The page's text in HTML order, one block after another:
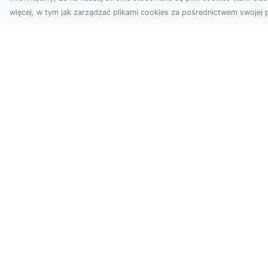
Fotografia i filmowanie z
więcej, w tym jak zarządzać plikami cookies za pośrednictwem swojej